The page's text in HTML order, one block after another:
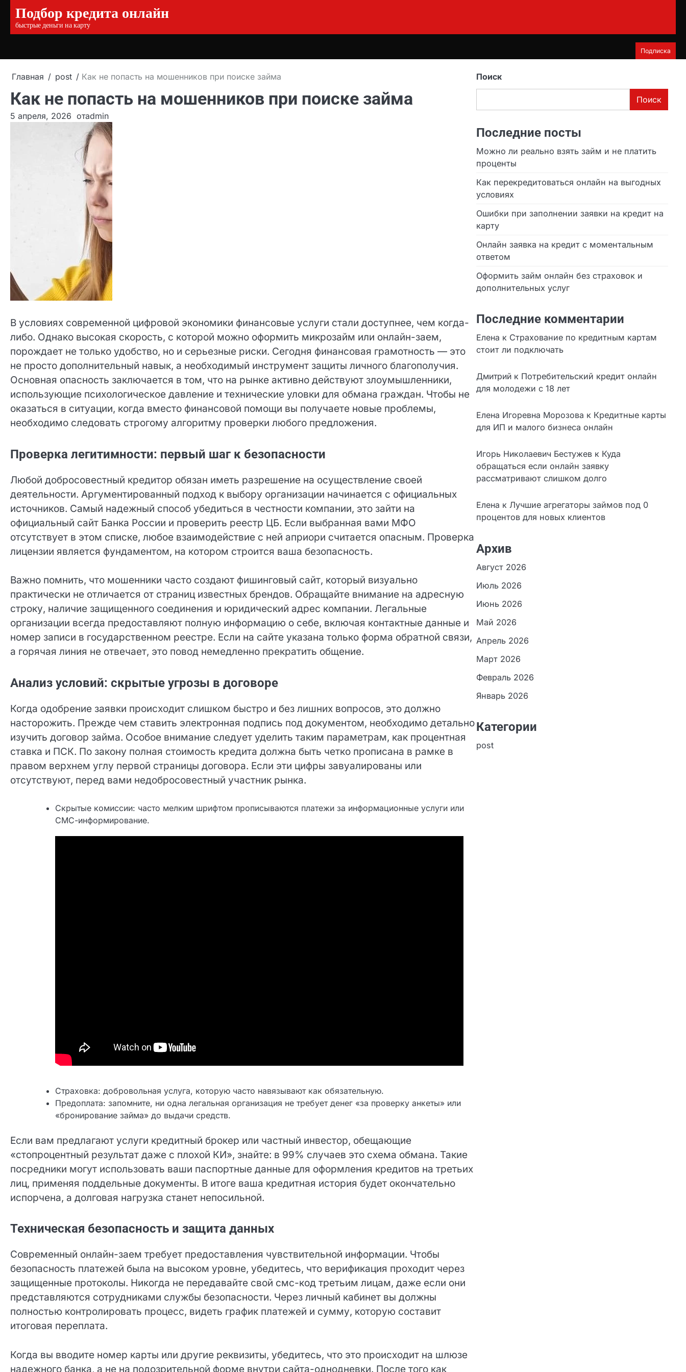
содержимому
Подбор кредита онлайн
быстрые деньги на карту
Подписка
Главная post Как не попасть на мошенников при поиске займа
Как не попасть на мошенников при поиске займа
5 апреля, 2026 отadmin
В условиях современной цифровой экономики финансовые услуги стали доступнее, чем когда-
либо. Однако высокая скорость, с которой можно оформить микрозайм или онлайн-заем,
порождает не только удобство, но и серьезные риски. Сегодня финансовая грамотность — это
не просто дополнительный навык, а необходимый инструмент защиты личного благополучия.
Основная опасность заключается в том, что на рынке активно действуют злоумышленники,
использующие психологическое давление и технические уловки для обмана граждан. Чтобы не
оказаться в ситуации, когда вместо финансовой помощи вы получаете новые проблемы,
необходимо следовать строгому алгоритму проверки любого предложения.
Проверка легитимности: первый шаг к безопасности
Любой добросовестный кредитор обязан иметь разрешение на осуществление своей
деятельности. Аргументированный подход к выбору организации начинается с официальных
источников. Самый надежный способ убедиться в честности компании, это зайти на
официальный сайт Банка России и проверить реестр ЦБ. Если выбранная вами МФО
отсутствует в этом списке, любое взаимодействие с ней априори считается опасным.
Проверка лицензии является фундаментом, на котором строится ваша безопасность.
Важно помнить, что мошенники часто создают фишинговый сайт, который визуально
практически не отличается от страниц известных брендов. Обращайте внимание на адресную
строку, наличие защищенного соединения и юридический адрес компании. Легальные
организации всегда предоставляют полную информацию о себе, включая контактные данные и
номер записи в государственном реестре. Если на сайте указана только форма обратной
связи, а горячая линия не отвечает, это повод немедленно прекратить общение.
Анализ условий: скрытые угрозы в договоре
Когда одобрение заявки происходит слишком быстро и без лишних вопросов, это должно
насторожить. Прежде чем ставить электронная подпись под документом, необходимо
детально изучить договор займа. Особое внимание следует уделить таким параметрам, как
процентная ставка и ПСК. По закону полная стоимость кредита должна быть четко прописана в
рамке в правом верхнем углу первой страницы договора. Если эти цифры завуалированы или
отсутствуют, перед вами недобросовестный участник рынка.
Скрытые комиссии: часто мелким шрифтом прописываются платежи за информационные услуги или
СМС-информирование.
Страховка: добровольная услуга, которую часто навязывают как обязательную.
Предоплата: запомните, ни одна легальная организация не требует денег «за проверку анкеты» или
«бронирование займа» до выдачи средств.
Если вам предлагают услуги кредитный брокер или частный инвестор, обещающие
«стопроцентный результат даже с плохой КИ», знайте: в 99% случаев это схема обмана. Такие
посредники могут использовать ваши паспортные данные для оформления кредитов на
третьих лиц, применяя поддельные документы. В итоге ваша кредитная история будет
окончательно испорчена, а долговая нагрузка станет непосильной.
Техническая безопасность и защита данных
Современный онлайн-заем требует предоставления чувствительной информации. Чтобы
безопасность платежей была на высоком уровне, убедитесь, что верификация проходит через
защищенные протоколы. Никогда не передавайте свой смс-код третьим лицам, даже если они
представляются сотрудниками службы безопасности. Через личный кабинет вы должны
полностью контролировать процесс, видеть график платежей и сумму, которую составит
итоговая переплата.
Когда вы вводите номер карты или другие реквизиты, убедитесь, что это происходит на шлюзе
надежного банка, а не на подозрительной форме внутри сайта-однодневки. После того как
Поиск
Поиск
Последние посты
Можно ли реально взять займ и не платить
проценты
Как перекредитоваться онлайн на выгодных
условиях
Ошибки при заполнении заявки на кредит на
карту
Онлайн заявка на кредит с моментальным
ответом
Оформить займ онлайн без страховок и
дополнительных услуг
Последние комментарии
ЕленакСтрахование по кредитным картам
стоит ли подключать
ДмитрийкПотребительский кредит онлайн
для молодежи с 18 лет
Елена Игоревна МорозовакКредитные
карты для ИП и малого бизнеса онлайн
Игорь Николаевич БестужевкКуда
обращаться если онлайн заявку
рассматривают слишком долго
ЕленакЛучшие агрегаторы займов под 0
процентов для новых клиентов
Архив
Август 2026
Июль 2026
Июнь 2026
Май 2026
Апрель 2026
Март 2026
Февраль 2026
Январь 2026
Категории
post